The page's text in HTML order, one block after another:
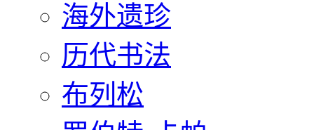
海外遗珍
历代书法
布列松